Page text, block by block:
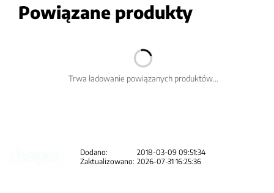
Powiązane produkty
Trwa ładowanie powiązanych produktów...
Dodano:
2018-03-09 09:51:34
Zaktualizowano: 2026-07-31 16:25:36